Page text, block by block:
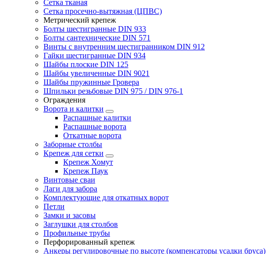
Сетка тканая
Сетка просечно-вытяжная (ЦПВС)
Метрический крепеж
Болты шестигранные DIN 933
Болты сантехнические DIN 571
Винты с внутренним шестигранником DIN 912
Гайки шестигранные DIN 934
Шайбы плоские DIN 125
Шайбы увеличенные DIN 9021
Шайбы пружинные Гровера
Шпильки резьбовые DIN 975 / DIN 976-1
Ограждения
Ворота и калитки
Распашные калитки
Распашные ворота
Откатные ворота
Заборные столбы
Крепеж для сетки
Крепеж Хомут
Крепеж Паук
Винтовые сваи
Лаги для забора
Комплектующие для откатных ворот
Петли
Замки и засовы
Заглушки для столбов
Профильные трубы
Перфорированный крепеж
Анкеры регулировочные по высоте (компенсаторы усадки бруса)